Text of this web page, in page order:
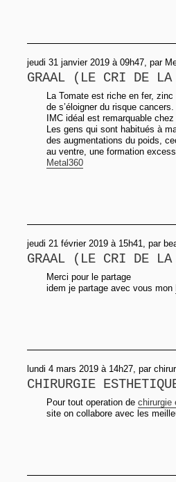
jeudi 31 janvier 2019 à 09h47, par
GRAAL (LE CRI DE
La Tomate est riche en fer,
de s’éloigner du risque
IMC idéal est remarquable
Les gens qui sont habitués à
des augmentations du poids,
au ventre, une formation
Metal360
jeudi 21 février 2019 à 15h41, par
GRAAL (LE CRI DE
Merci pour le partage
idem je partage avec vous mon
lundi 4 mars 2019 à 14h27, par
CHIRURGIE
Pour tout operation de chirurgie
site on collabore avec les